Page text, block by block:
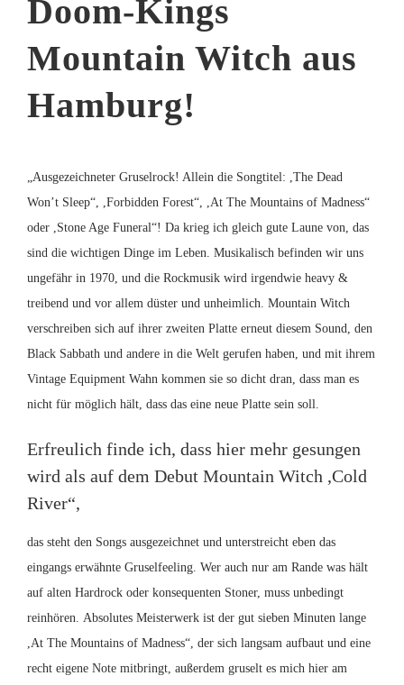
Doom-Kings
Mountain Witch aus
Hamburg!
„Ausgezeichneter Gruselrock! Allein die Songtitel: ,The Dead
Won’t Sleep“, ,Forbidden Forest“, ,At The Mountains of Madness“
oder ,Stone Age Funeral“! Da krieg ich gleich gute Laune von, das
sind die wichtigen Dinge im Leben. Musikalisch befinden wir uns
ungefähr in 1970, und die Rockmusik wird irgendwie heavy &
treibend und vor allem düster und unheimlich. Mountain Witch
verschreiben sich auf ihrer zweiten Platte erneut diesem Sound, den
Black Sabbath und andere in die Welt gerufen haben, und mit ihrem
Vintage Equipment Wahn kommen sie so dicht dran, dass man es
nicht für möglich hält, dass das eine neue Platte sein soll.
Erfreulich finde ich, dass hier mehr gesungen
wird als auf dem Debut Mountain Witch ,Cold
River“,
das steht den Songs ausgezeichnet und unterstreicht eben das
eingangs erwähnte Gruselfeeling. Wer auch nur am Rande was hält
auf alten Hardrock oder konsequenten Stoner, muss unbedingt
reinhören. Absolutes Meisterwerk ist der gut sieben Minuten lange
,At The Mountains of Madness“, der sich langsam aufbaut und eine
recht eigene Note mitbringt, außerdem gruselt es mich hier am